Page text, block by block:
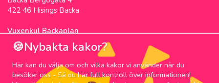
422 46 Hisings Backa
Vuxenkul Backaplan
Färgfabriksgatan 3
417 05 Göteborg
NYHETSBREV
🍪Nybakta kakor?
Här kan du välja om och vilka kakor vi använder när du
besöker oss - Så du har full kontroll över informationen!